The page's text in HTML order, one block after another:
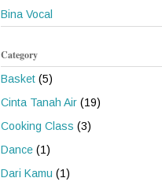
Bina Vocal
Category
Basket (5)
Cinta Tanah Air (19)
Cooking Class (3)
Dance (1)
Dari Kamu (1)